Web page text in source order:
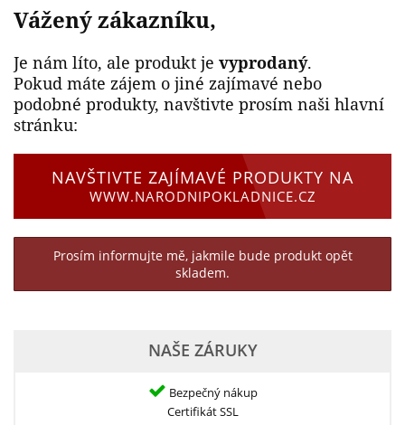
Vážený zákazníku,
Je nám líto, ale produkt je vyprodaný.
Pokud máte zájem o jiné zajímavé nebo
podobné produkty, navštivte prosím naši hlavní
stránku:
NAVŠTIVTE ZAJÍMAVÉ PRODUKTY NA
WWW.NARODNIPOKLADNICE.CZ
Prosím informujte mě, jakmile bude produkt opět
skladem.
NAŠE ZÁRUKY
Bezpečný nákup
Certifikát SSL